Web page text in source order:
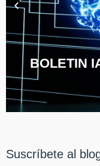
BOLETIN
Suscríbete al